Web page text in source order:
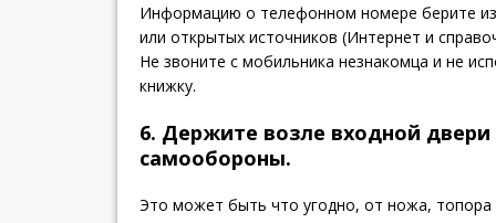
Информацию о телефонном номере берите
или открытых источников (Интернет и
Не звоните с мобильника незнакомца и не
книжку.
6. Держите возле входной
самообороны.
Это может быть что угодно, от ножа, топора